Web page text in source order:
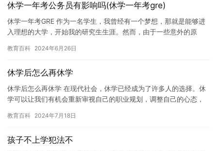
休学一年考公务员有影响吗(休学一年考gre)
休学一年考GRE 作为一名学生，我曾经有一个梦想，那就是能够进
入理想的大学，开始我的研究生生涯。然而，由于一些意外的原
我…
教育百科 2024年6月26日
休学后怎么再休学
休学后怎么再休学 在现代社会，休学已经成为了许多人的选择。休
学可以让我们有机会重新审视自己的职业规划，调整自己的心态，
思考…
教育百科 2024年7月18日
孩子不上学犯法不